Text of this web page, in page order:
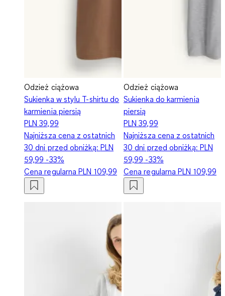
Odzież ciążowa
Sukienka w stylu T-shirtu do
karmienia piersią
PLN 39,99
Najniższa cena z ostatnich
30 dni przed obniżką: PLN
59,99 -33%
Cena regularnaPLN 109,99
Odzież ciążowa
Sukienka do karmienia
piersią
PLN 39,99
Najniższa cena z ostatnich
30 dni przed obniżką: PLN
59,99 -33%
Cena regularnaPLN 109,99